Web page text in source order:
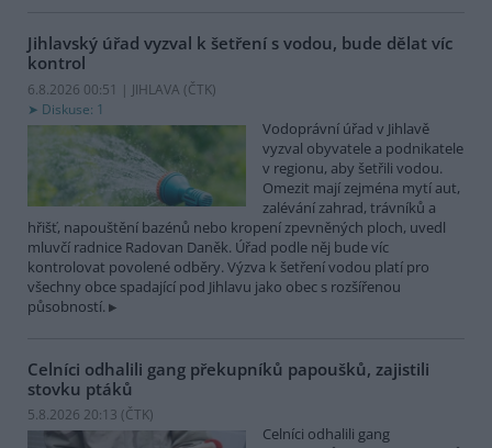
Jihlavský úřad vyzval k šetření s vodou, bude dělat víc
kontrol
6.8.2026 00:51 | JIHLAVA (ČTK)
Diskuse: 1
Vodoprávní úřad v Jihlavě
vyzval obyvatele a podnikatele
v regionu, aby šetřili vodou.
Omezit mají zejména mytí aut,
zalévání zahrad, trávníků a
hřišť, napouštění bazénů nebo kropení zpevněných ploch, uvedl
mluvčí radnice Radovan Daněk. Úřad podle něj bude víc
kontrolovat povolené odběry. Výzva k šetření vodou platí pro
všechny obce spadající pod Jihlavu jako obec s rozšířenou
působností.
Celníci odhalili gang překupníků papoušků, zajistili
stovku ptáků
5.8.2026 20:13 (ČTK)
Celníci odhalili gang